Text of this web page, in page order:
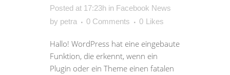
Posted at 17:23h in Facebook News
by petra 0 Comments 0 Likes
Hallo! WordPress hat eine eingebaute
Funktion, die erkennt, wenn ein
Plugin oder ein Theme einen fatalen